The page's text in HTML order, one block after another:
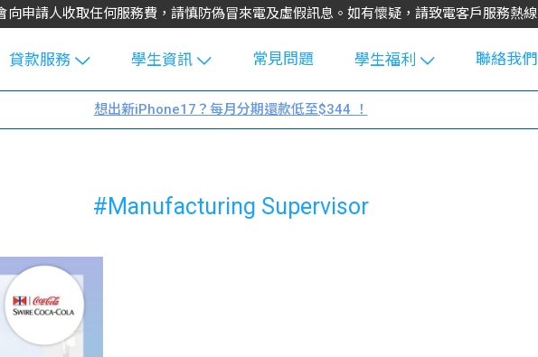
向申請人收取任何服務費，請慎防偽冒來電及虛假訊息。如有懷疑，請致電客戶服務熱線
貸款服務
學生貸款
貸款
貸款計數
學生資訊
Blog
大專生筍
Guide
常見問題
學生福利
uFinance 校
園贊助
聯絡我們
想出新iPhone17？每月分期還款低至$344 ！
#Manufacturing Supervisor